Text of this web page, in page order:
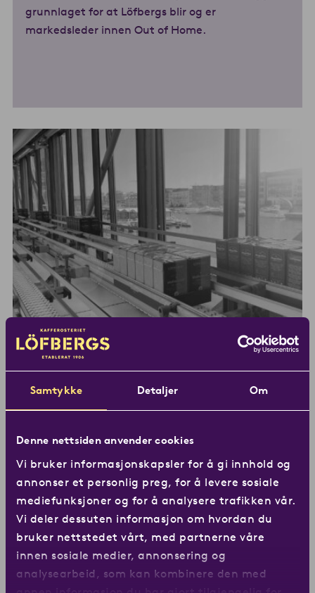
Samtykke Detaljer Om
Denne nettsiden anvender cookies
Vi bruker informasjonskapsler for å gi innhold og
annonser et personlig preg, for å levere sosiale
mediefunksjoner og for å analysere trafikken vår.
Vi deler dessuten informasjon om hvordan du
bruker nettstedet vårt, med partnerne våre
innen sosiale medier, annonsering og
analysearbeid, som kan kombinere den med
grunnlaget for at Löfbergs blir og er
markedsleder innen Out of Home.
1990 – Löfbergs vokser utenfor
Sverige
fart og vi begynte å eksportere kaffe til nye
vår, og vi har kontorer i Sverige, Norge, Finland,
Danmark, Latvia og England.